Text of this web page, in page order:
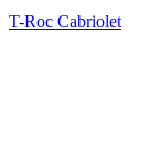
T-Roc Cabriolet